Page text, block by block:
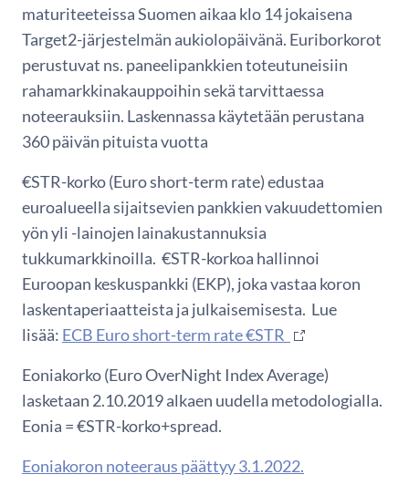
maturiteeteissa Suomen aikaa klo 14 jokaisena
Target2-järjestelmän aukiolopäivänä. Euriborkorot
perustuvat ns. paneelipankkien toteutuneisiin
rahamarkkinakauppoihin sekä tarvittaessa
noteerauksiin. Laskennassa käytetään perustana
360 päivän pituista vuotta
€STR-korko (Euro short-term rate) edustaa
euroalueella sijaitsevien pankkien vakuudettomien
yön yli -lainojen lainakustannuksia
tukkumarkkinoilla. €STR-korkoa hallinnoi
Euroopan keskuspankki (EKP), joka vastaa koron
laskentaperiaatteista ja julkaisemisesta. Lue
lisää: ECB Euro short-term rate €STR
Eoniakorko (Euro OverNight Index Average)
lasketaan 2.10.2019 alkaen uudella metodologialla.
Eonia = €STR-korko+spread.
Eoniakoron noteeraus päättyy 3.1.2022.